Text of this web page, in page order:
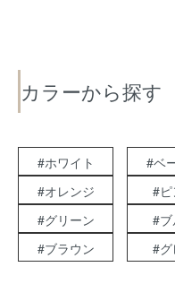
カラーから探す
#ホワイト #ベ
#オレンジ
#ピ
#グリーン
#ブ
#ブラウン
#グ